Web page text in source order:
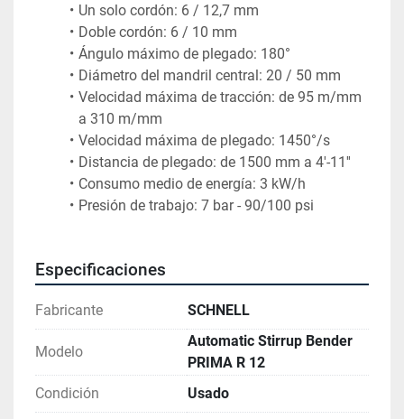
Velocidad máxima de tracción: de 95 m/mm
Velocidad máxima de plegado: 1450°/s
Presión de trabajo: 7 bar - 90/100 psi
Especificaciones
Fabricante SCHNELL
Modelo
Automatic Stirrup Bender
PRIMA R 12
Condición
Usado